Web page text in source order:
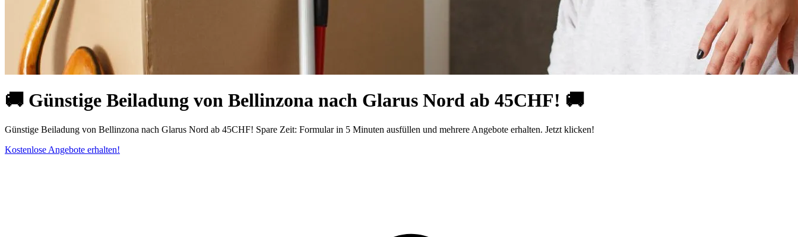
🚚 Günstige Beiladung von Bellinzona nach Glarus Nord ab 45CHF! 🚚
Günstige Beiladung von Bellinzona nach Glarus Nord ab 45CHF! Spare Zeit: Formular in 5 Minuten ausfüllen und mehrere Angebote erhalten. Jetzt klicken!
Kostenlose Angebote erhalten!